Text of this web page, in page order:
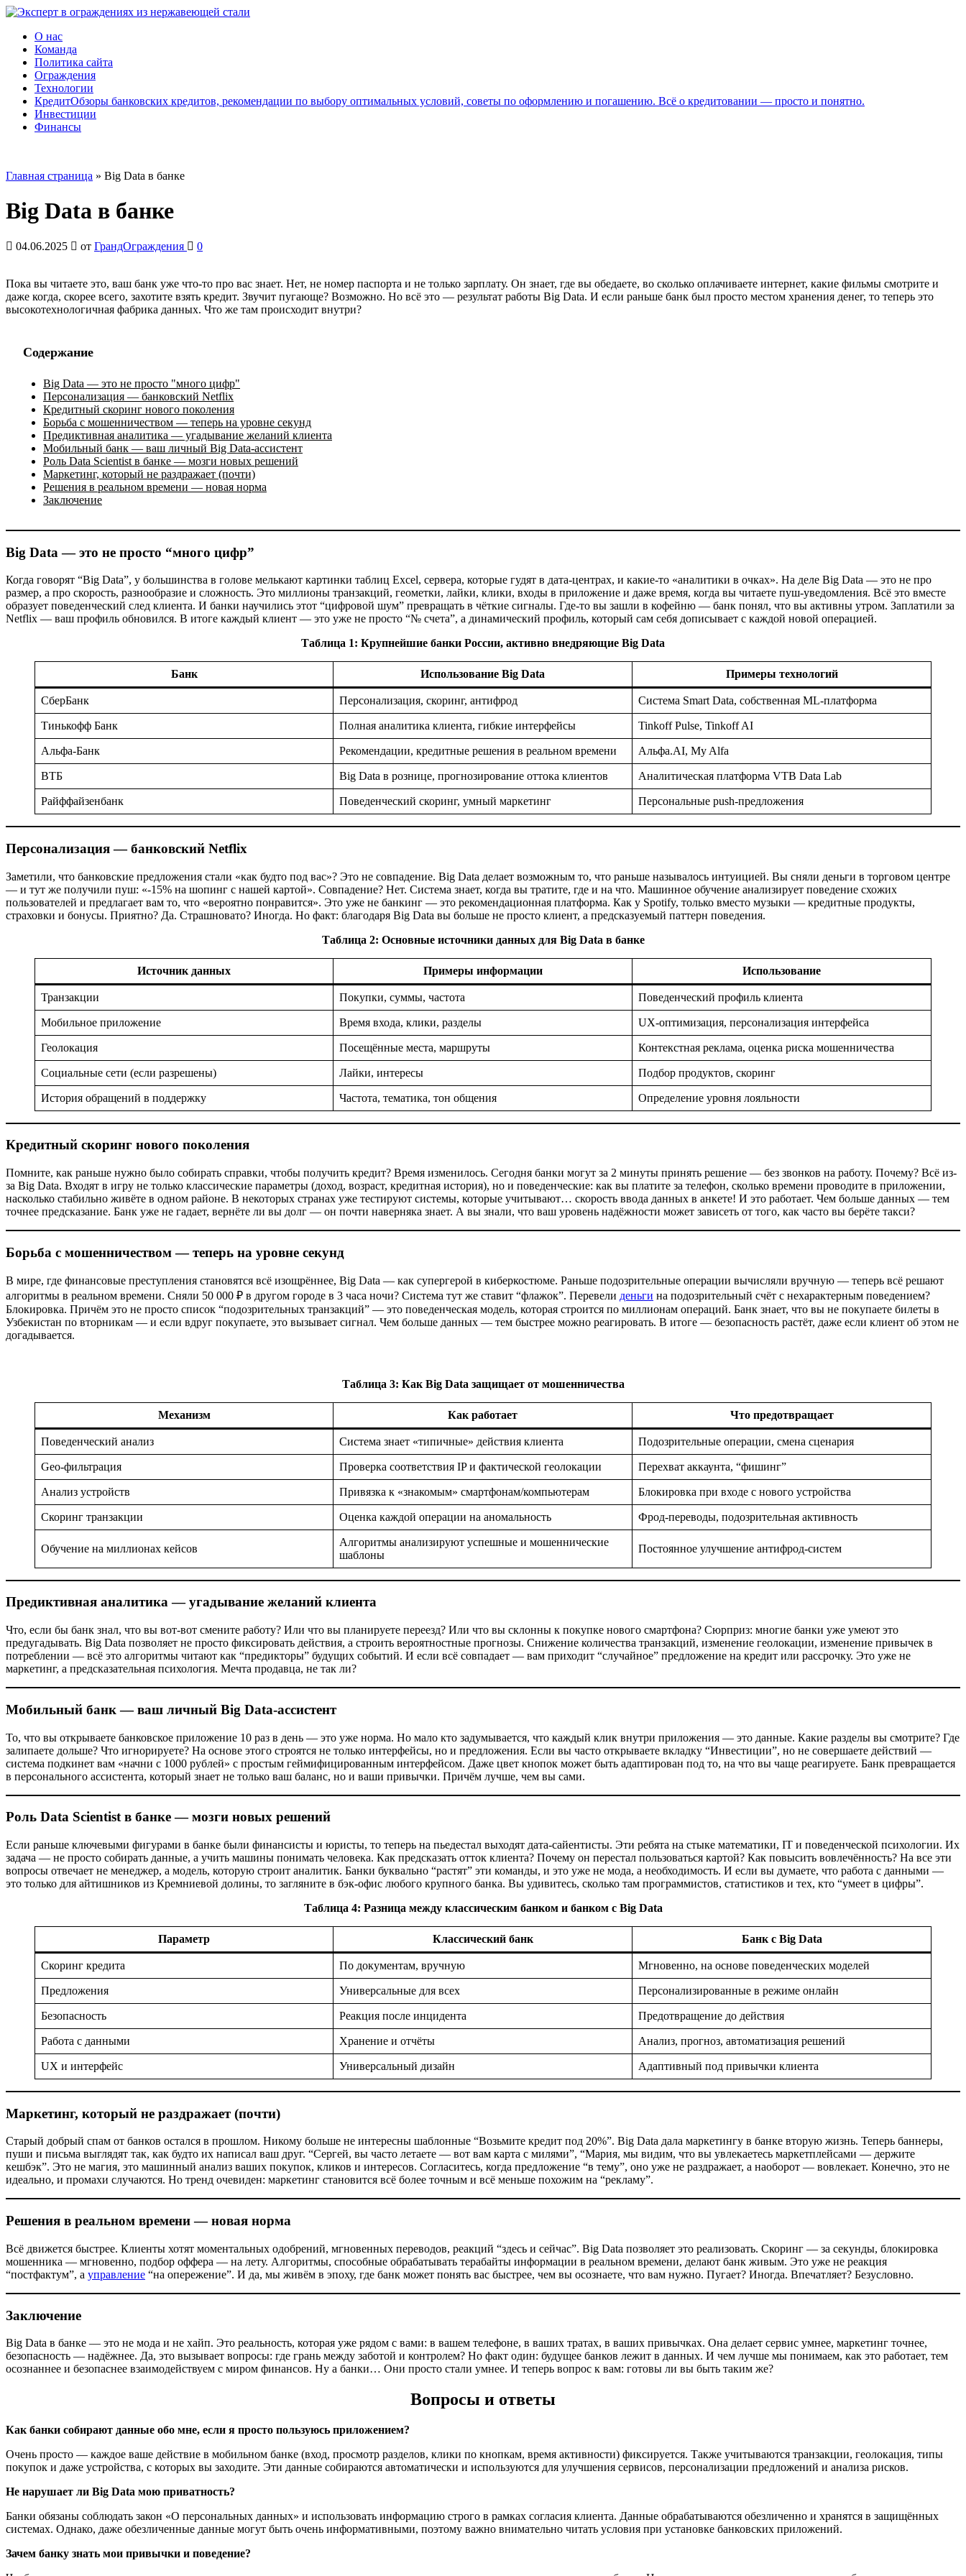
Перейти
содержимому
Эксперт в ограждениях из нержавеющей стали
О нас
Команда
Политика сайта
Ограждения
Технологии
КредитОбзоры банковских кредитов, рекомендации по выбору оптимальных условий, советы по оформлению и погашению. Всё о кредитовании — просто и понятно.
Инвестиции
Финансы
Главная страница » Big Data в банке
Big Data в банке
04.06.2025 от ГрандОграждения 0
Пока вы читаете это, ваш банк уже что-то про вас знает. Нет, не номер паспорта и не только зарплату. Он знает, где вы обедаете, во сколько оплачиваете интернет, какие фильмы смотрите и
даже когда, скорее всего, захотите взять кредит. Звучит пугающе? Возможно. Но всё это — результат работы Big Data. И если раньше банк был просто местом хранения денег, то теперь это
высокотехнологичная фабрика данных. Что же там происходит внутри?
Содержание
Big Data — это не просто "много цифр"
Персонализация — банковский Netflix
Кредитный скоринг нового поколения
Борьба с мошенничеством — теперь на уровне секунд
Предиктивная аналитика — угадывание желаний клиента
Мобильный банк — ваш личный Big Data-ассистент
Роль Data Scientist в банке — мозги новых решений
Маркетинг, который не раздражает (почти)
Решения в реальном времени — новая норма
Заключение
Big Data — это не просто “много цифр”
Когда говорят “Big Data”, у большинства в голове мелькают картинки таблиц Excel, сервера, которые гудят в дата-центрах, и какие-то «аналитики в очках». На деле Big Data — это не про
размер, а про скорость, разнообразие и сложность. Это миллионы транзакций, геометки, лайки, клики, входы в приложение и даже время, когда вы читаете пуш-уведомления. Всё это вместе
образует поведенческий след клиента. И банки научились этот “цифровой шум” превращать в чёткие сигналы. Где-то вы зашли в кофейню — банк понял, что вы активны утром. Заплатили за
Netflix — ваш профиль обновился. В итоге каждый клиент — это уже не просто “№ счета”, а динамический профиль, который сам себя дописывает с каждой новой операцией.
Таблица 1: Крупнейшие банки России, активно внедряющие Big Data
Банк Использование Big Data Примеры технологий
СберБанк Персонализация, скоринг, антифрод Система Smart Data, собственная ML-платформа
Тинькофф Банк Полная аналитика клиента, гибкие интерфейсы Tinkoff Pulse, Tinkoff AI
Альфа-Банк Рекомендации, кредитные решения в реальном времени Альфа.AI, My Alfa
ВТБ Big Data в рознице, прогнозирование оттока клиентов Аналитическая платформа VTB Data Lab
Райффайзенбанк Поведенческий скоринг, умный маркетинг Персональные push-предложения
Персонализация — банковский Netflix
Заметили, что банковские предложения стали «как будто под вас»? Это не совпадение. Big Data делает возможным то, что раньше называлось интуицией. Вы сняли деньги в торговом центре
— и тут же получили пуш: «-15% на шопинг с нашей картой». Совпадение? Нет. Система знает, когда вы тратите, где и на что. Машинное обучение анализирует поведение схожих
пользователей и предлагает вам то, что «вероятно понравится». Это уже не банкинг — это рекомендационная платформа. Как у Spotify, только вместо музыки — кредитные продукты,
страховки и бонусы. Приятно? Да. Страшновато? Иногда. Но факт: благодаря Big Data вы больше не просто клиент, а предсказуемый паттерн поведения.
Таблица 2: Основные источники данных для Big Data в банке
Источник данных Примеры информации Использование
Транзакции Покупки, суммы, частота Поведенческий профиль клиента
Мобильное приложение Время входа, клики, разделы UX-оптимизация, персонализация интерфейса
Геолокация Посещённые места, маршруты Контекстная реклама, оценка риска мошенничества
Социальные сети (если разрешены) Лайки, интересы Подбор продуктов, скоринг
История обращений в поддержку Частота, тематика, тон общения Определение уровня лояльности
Кредитный скоринг нового поколения
Помните, как раньше нужно было собирать справки, чтобы получить кредит? Время изменилось. Сегодня банки могут за 2 минуты принять решение — без звонков на работу. Почему? Всё из-
за Big Data. Входят в игру не только классические параметры (доход, возраст, кредитная история), но и поведенческие: как вы платите за телефон, сколько времени проводите в приложении,
насколько стабильно живёте в одном районе. В некоторых странах уже тестируют системы, которые учитывают… скорость ввода данных в анкете! И это работает. Чем больше данных — тем
точнее предсказание. Банк уже не гадает, вернёте ли вы долг — он почти наверняка знает. А вы знали, что ваш уровень надёжности может зависеть от того, как часто вы берёте такси?
Борьба с мошенничеством — теперь на уровне секунд
В мире, где финансовые преступления становятся всё изощрённее, Big Data — как супергерой в киберкостюме. Раньше подозрительные операции вычисляли вручную — теперь всё решают
алгоритмы в реальном времени. Сняли 50 000 ₽ в другом городе в 3 часа ночи? Система тут же ставит “флажок”. Перевели деньги на подозрительный счёт с нехарактерным поведением?
Блокировка. Причём это не просто список “подозрительных транзакций” — это поведенческая модель, которая строится по миллионам операций. Банк знает, что вы не покупаете билеты в
Узбекистан по вторникам — и если вдруг покупаете, это вызывает сигнал. Чем больше данных — тем быстрее можно реагировать. В итоге — безопасность растёт, даже если клиент об этом не
догадывается.
Таблица 3: Как Big Data защищает от мошенничества
Механизм Как работает Что предотвращает
Поведенческий анализ Система знает «типичные» действия клиента Подозрительные операции, смена сценария
Geo-фильтрация Проверка соответствия IP и фактической геолокации Перехват аккаунта, “фишинг”
Анализ устройств Привязка к «знакомым» смартфонам/компьютерам Блокировка при входе с нового устройства
Скоринг транзакции Оценка каждой операции на аномальность Фрод-переводы, подозрительная активность
Обучение на миллионах кейсов
Алгоритмы анализируют успешные и мошеннические
шаблоны
Постоянное улучшение антифрод-систем
Предиктивная аналитика — угадывание желаний клиента
Что, если бы банк знал, что вы вот-вот смените работу? Или что вы планируете переезд? Или что вы склонны к покупке нового смартфона? Сюрприз: многие банки уже умеют это
предугадывать. Big Data позволяет не просто фиксировать действия, а строить вероятностные прогнозы. Снижение количества транзакций, изменение геолокации, изменение привычек в
потреблении — всё это алгоритмы читают как “предикторы” будущих событий. И если всё совпадает — вам приходит “случайное” предложение на кредит или рассрочку. Это уже не
маркетинг, а предсказательная психология. Мечта продавца, не так ли?
Мобильный банк — ваш личный Big Data-ассистент
То, что вы открываете банковское приложение 10 раз в день — это уже норма. Но мало кто задумывается, что каждый клик внутри приложения — это данные. Какие разделы вы смотрите? Где
залипаете дольше? Что игнорируете? На основе этого строятся не только интерфейсы, но и предложения. Если вы часто открываете вкладку “Инвестиции”, но не совершаете действий —
система подкинет вам «начни с 1000 рублей» с простым геймифицированным интерфейсом. Даже цвет кнопок может быть адаптирован под то, на что вы чаще реагируете. Банк превращается
в персонального ассистента, который знает не только ваш баланс, но и ваши привычки. Причём лучше, чем вы сами.
Роль Data Scientist в банке — мозги новых решений
Если раньше ключевыми фигурами в банке были финансисты и юристы, то теперь на пьедестал выходят дата-сайентисты. Эти ребята на стыке математики, IT и поведенческой психологии. Их
задача — не просто собирать данные, а учить машины понимать человека. Как предсказать отток клиента? Почему он перестал пользоваться картой? Как повысить вовлечённость? На все эти
вопросы отвечает не менеджер, а модель, которую строит аналитик. Банки буквально “растят” эти команды, и это уже не мода, а необходимость. И если вы думаете, что работа с данными —
это только для айтишников из Кремниевой долины, то загляните в бэк-офис любого крупного банка. Вы удивитесь, сколько там программистов, статистиков и тех, кто “умеет в цифры”.
Таблица 4: Разница между классическим банком и банком с Big Data
Параметр Классический банк Банк с Big Data
Скоринг кредита По документам, вручную Мгновенно, на основе поведенческих моделей
Предложения Универсальные для всех Персонализированные в режиме онлайн
Безопасность Реакция после инцидента Предотвращение до действия
Работа с данными Хранение и отчёты Анализ, прогноз, автоматизация решений
UX и интерфейс Универсальный дизайн Адаптивный под привычки клиента
Маркетинг, который не раздражает (почти)
Старый добрый спам от банков остался в прошлом. Никому больше не интересны шаблонные “Возьмите кредит под 20%”. Big Data дала маркетингу в банке вторую жизнь. Теперь баннеры,
пуши и письма выглядят так, как будто их написал ваш друг. “Сергей, вы часто летаете — вот вам карта с милями”, “Мария, мы видим, что вы увлекаетесь маркетплейсами — держите
кешбэк”. Это не магия, это машинный анализ ваших покупок, кликов и интересов. Согласитесь, когда предложение “в тему”, оно уже не раздражает, а наоборот — вовлекает. Конечно, это не
идеально, и промахи случаются. Но тренд очевиден: маркетинг становится всё более точным и всё меньше похожим на “рекламу”.
Решения в реальном времени — новая норма
Всё движется быстрее. Клиенты хотят моментальных одобрений, мгновенных переводов, реакций “здесь и сейчас”. Big Data позволяет это реализовать. Скоринг — за секунды, блокировка
мошенника — мгновенно, подбор оффера — на лету. Алгоритмы, способные обрабатывать терабайты информации в реальном времени, делают банк живым. Это уже не реакция
“постфактум”, а управление “на опережение”. И да, мы живём в эпоху, где банк может понять вас быстрее, чем вы осознаете, что вам нужно. Пугает? Иногда. Впечатляет? Безусловно.
Заключение
Big Data в банке — это не мода и не хайп. Это реальность, которая уже рядом с вами: в вашем телефоне, в ваших тратах, в ваших привычках. Она делает сервис умнее, маркетинг точнее,
безопасность — надёжнее. Да, это вызывает вопросы: где грань между заботой и контролем? Но факт один: будущее банков лежит в данных. И чем лучше мы понимаем, как это работает, тем
осознаннее и безопаснее взаимодействуем с миром финансов. Ну а банки… Они просто стали умнее. И теперь вопрос к вам: готовы ли вы быть таким же?
Вопросы и ответы
Как банки собирают данные обо мне, если я просто пользуюсь приложением?
Очень просто — каждое ваше действие в мобильном банке (вход, просмотр разделов, клики по кнопкам, время активности) фиксируется. Также учитываются транзакции, геолокация, типы
покупок и даже устройства, с которых вы заходите. Эти данные собираются автоматически и используются для улучшения сервисов, персонализации предложений и анализа рисков.
Не нарушает ли Big Data мою приватность?
Банки обязаны соблюдать закон «О персональных данных» и использовать информацию строго в рамках согласия клиента. Данные обрабатываются обезличенно и хранятся в защищённых
системах. Однако, даже обезличенные данные могут быть очень информативными, поэтому важно внимательно читать условия при установке банковских приложений.
Зачем банку знать мои привычки и поведение?